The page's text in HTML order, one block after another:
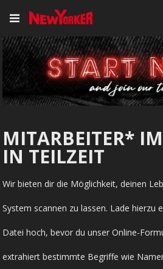
MITARBEITER*
IN TEILZEIT
Wir bieten dir die Möglichkeit, deinen
System scannen zu lassen. Lade hierzu
Datei hoch, bevor du unser Online-
extrahiert bestimmte Begriffe wie